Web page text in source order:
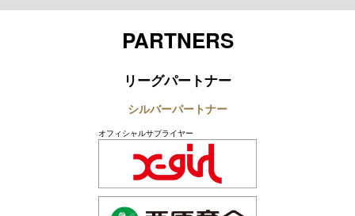
TwitterYoutubeInstagram
LINE TikTok
PARTNERS
リーグパートナー
シルバーパートナー
オフィシャルサプライヤー